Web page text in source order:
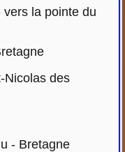
la pointe du
Nicolas des
- Bretagne